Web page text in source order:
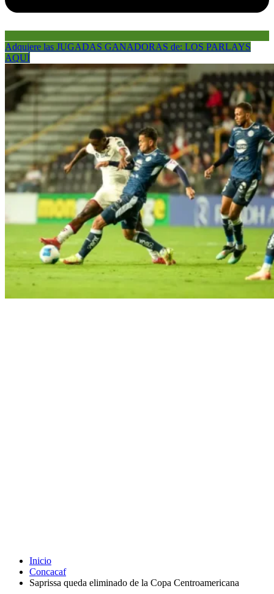
Adquiere las JUGADAS GANADORAS de: LOS PARLAYS
AQUÍ
Inicio
Concacaf
Saprissa queda eliminado de la Copa Centroamericana